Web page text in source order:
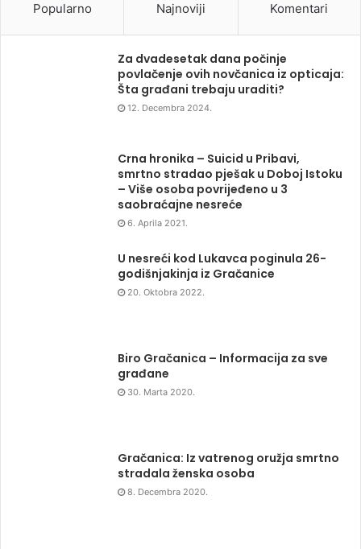
Popularno Najnoviji Komentari
Za dvadesetak dana počinje
povlačenje ovih novčanica iz opticaja:
Šta građani trebaju uraditi?
12. Decembra 2024.
Crna hronika – Suicid u Pribavi,
smrtno stradao pješak u Doboj Istoku
– Više osoba povrijeđeno u 3
saobraćajne nesreće
6. Aprila 2021.
U nesreći kod Lukavca poginula 26-
godišnjakinja iz Gračanice
20. Oktobra 2022.
Biro Gračanica – Informacija za sve
građane
30. Marta 2020.
Gračanica: Iz vatrenog oružja smrtno
stradala ženska osoba
8. Decembra 2020.